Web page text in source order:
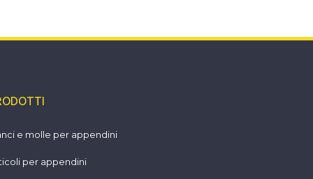
e molle per appendini
per appendini